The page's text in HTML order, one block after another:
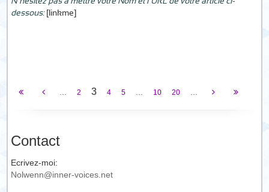
dessous:
[linkme]
2 3 4 5 10 20
Contact
Ecrivez-moi:
Nolwenn@inner-voices.net